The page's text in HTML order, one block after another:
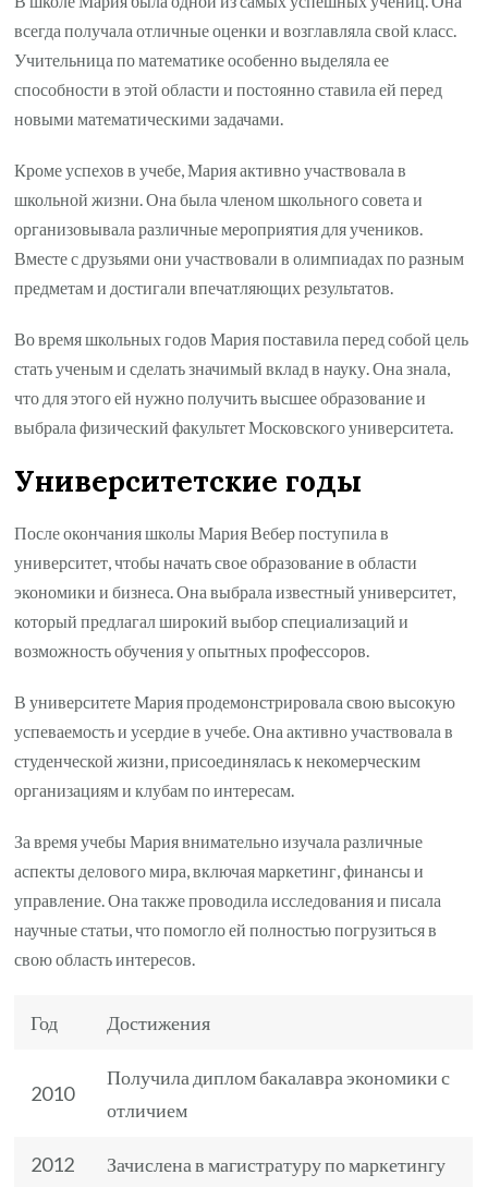
всегда получала отличные оценки и возглавляла свой класс.
Учительница по математике особенно выделяла ее
способности в этой области и постоянно ставила ей перед
новыми математическими задачами.
Кроме успехов в учебе, Мария активно участвовала в
школьной жизни. Она была членом школьного совета и
организовывала различные мероприятия для учеников.
Вместе с друзьями они участвовали в олимпиадах по разным
предметам и достигали впечатляющих результатов.
Во время школьных годов Мария поставила перед собой цель
стать ученым и сделать значимый вклад в науку. Она знала,
что для этого ей нужно получить высшее образование и
выбрала физический факультет Московского университета.
Университетские годы
После окончания школы Мария Вебер поступила в
университет, чтобы начать свое образование в области
экономики и бизнеса. Она выбрала известный университет,
который предлагал широкий выбор специализаций и
возможность обучения у опытных профессоров.
В университете Мария продемонстрировала свою высокую
успеваемость и усердие в учебе. Она активно участвовала в
студенческой жизни, присоединялась к некомерческим
организациям и клубам по интересам.
За время учебы Мария внимательно изучала различные
аспекты делового мира, включая маркетинг, финансы и
управление. Она также проводила исследования и писала
научные статьи, что помогло ей полностью погрузиться в
свою область интересов.
Год Достижения
2010
Получила диплом бакалавра экономики с
отличием
2012 Зачислена в магистратуру по маркетингу